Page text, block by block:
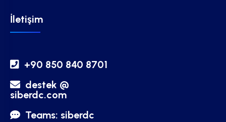
İletişim
+90 850 840 8701
destek @
siberdc.com
Teams: siberdc